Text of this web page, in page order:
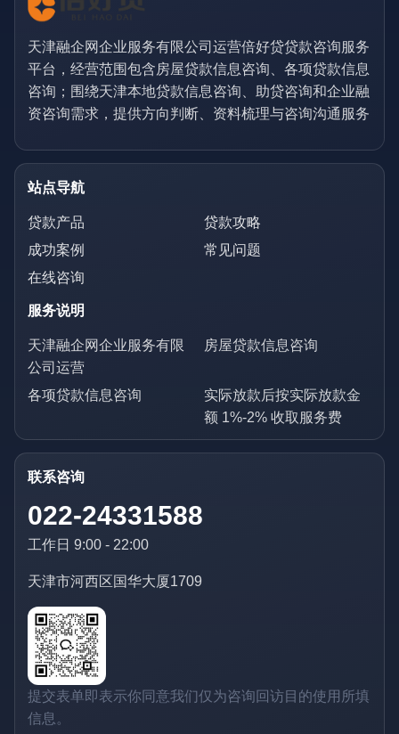
天津融企网企业服务有限公司运营倍好贷贷款咨询服务
平台，经营范围包含房屋贷款信息咨询、各项贷款信息
咨询；围绕天津本地贷款信息咨询、助贷咨询和企业融
资咨询需求，提供方向判断、资料梳理与咨询沟通服务
站点导航
贷款产品
贷款攻略
成功案例
常见问题
在线咨询
服务说明
天津融企网企业服务有限
公司运营
房屋贷款信息咨询
各项贷款信息咨询
实际放款后按实际放款金
额 1%-2% 收取服务费
联系咨询
022-24331588
工作日 9:00 - 22:00
天津市河西区国华大厦1709
提交表单即表示你同意我们仅为咨询回访目的使用所填
信息。